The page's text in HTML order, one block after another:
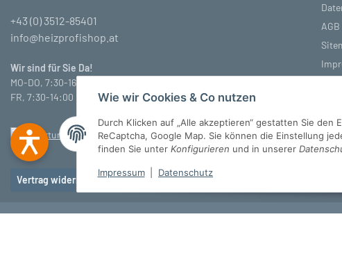
Wie wir Cookies & Co nutzen
Durch Klicken auf „Alle akzeptieren“ gestatten Sie
ReCaptcha, Google Map. Sie können die Einstellung
finden Sie unter Konfigurieren und in unserer
Impressum Datenschutz
+43 (0) 3512-85401
info@heizprofishop.at
Wir sind für Sie Da!
MO-DO, 7:30-16:30 Uhr
FR, 7:30-14:00 Uhr
AGB
Vertrag widerrufen